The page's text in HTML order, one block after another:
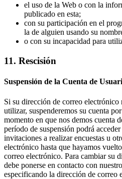
el uso de la Web o con la
publicado en esta;
con su participación en el
la de alguien usando su
o con su incapacidad para
11. Rescisión
Suspensión de la Cuenta de
Si su dirección de correo electrónico
utilizar, suspenderemos su cuenta
momento en que nos demos cuenta
período de suspensión podrá
invitaciones a realizar encuestas u
electrónico hasta que hayamos
correo electrónico. Para cambiar su
debe ponerse en contacto con
especificando la dirección de correo